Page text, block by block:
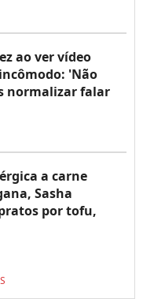
ao ver vídeo
'Não
normalizar falar
a carne
Sasha
por tofu,